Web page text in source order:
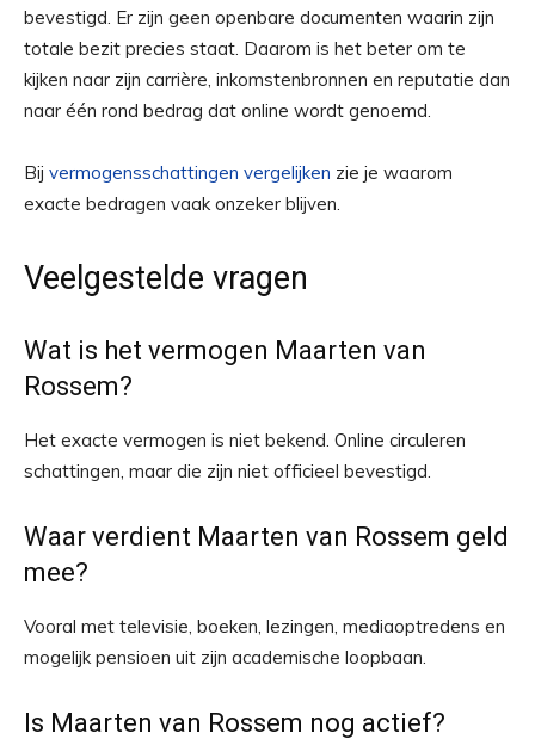
bevestigd. Er zijn geen openbare documenten waarin zijn
totale bezit precies staat. Daarom is het beter om te
kijken naar zijn carrière, inkomstenbronnen en reputatie dan
naar één rond bedrag dat online wordt genoemd.
Bij vermogensschattingen vergelijken zie je waarom
exacte bedragen vaak onzeker blijven.
Veelgestelde vragen
Wat is het vermogen Maarten van
Rossem?
Het exacte vermogen is niet bekend. Online circuleren
schattingen, maar die zijn niet officieel bevestigd.
Waar verdient Maarten van Rossem geld
mee?
Vooral met televisie, boeken, lezingen, mediaoptredens en
mogelijk pensioen uit zijn academische loopbaan.
Is Maarten van Rossem nog actief?